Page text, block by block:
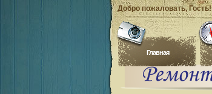
Добро пожаловать, Гость!
Главная